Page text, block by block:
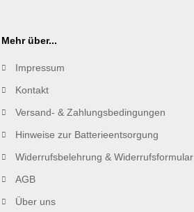
Mehr über...
Impressum
Kontakt
Versand- & Zahlungsbedingungen
Hinweise zur Batterieentsorgung
Widerrufsbelehrung & Widerrufsformular
AGB
Über uns